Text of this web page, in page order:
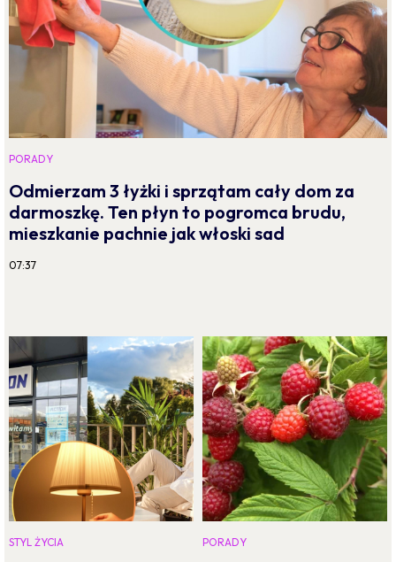
PORADY
Odmierzam 3 łyżki i sprzątam cały dom za
darmoszkę. Ten płyn to pogromca brudu,
mieszkanie pachnie jak włoski sad
07:37
STYL ŻYCIA PORADY